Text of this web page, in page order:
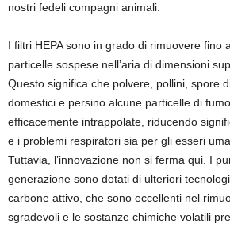
nostri fedeli compagni animali.
I filtri HEPA sono in grado di rimuovere fino
particelle sospese nell’aria di dimensioni
Questo significa che polvere, pollini, spore
domestici e persino alcune particelle di
efficacemente intrappolate, riducendo
e i problemi respiratori sia per gli esseri
Tuttavia, l’innovazione non si ferma qui. I
generazione sono dotati di ulteriori
carbone attivo, che sono eccellenti nel
sgradevoli e le sostanze chimiche volatili